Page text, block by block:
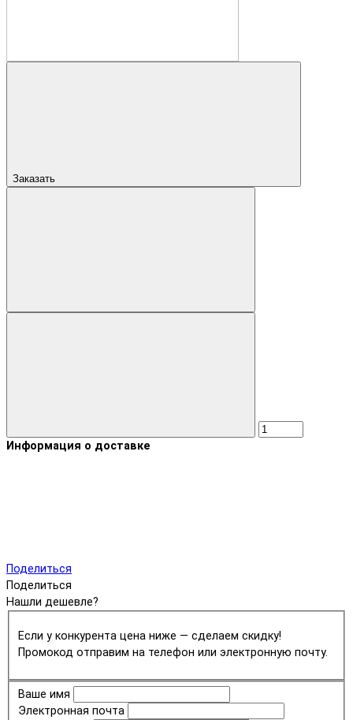
Заказать
Информация о доставке
Поделиться
Поделиться
Нашли дешевле?
Если у конкурента цена ниже — сделаем скидку!
Промокод отправим на телефон или электронную почту.
Ваше имя
Электронная почта